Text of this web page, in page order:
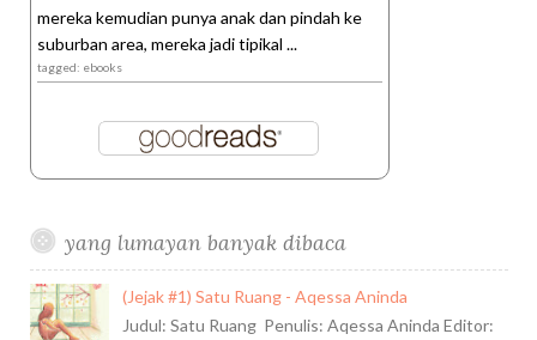
mereka kemudian punya anak dan pindah ke
suburban area, mereka jadi tipikal ...
tagged: ebooks
yang lumayan banyak dibaca
(Jejak #1) Satu Ruang - Aqessa Aninda
Judul: Satu Ruang Penulis: Aqessa Aninda Editor: